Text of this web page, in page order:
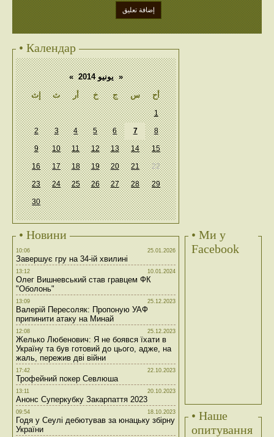
• Календар
« يونيو 2014 »
إث
ث أر خ ج س أح
1
2 3 4 5 6 7 8
9 10 11 12 13 14 15
16 17 18 19 20 21 22
23 24 25 26 27 28 29
30
• Новини
10:06 25.01.2026
Завершує гру на 34-ій хвилині
13:12 10.01.2024
Олег Вишневський став гравцем ФК
"Оболонь"
13:09 25.12.2023
Валерій Пересоляк: Пропоную УАФ
припинити атаку на Минай
12:08 25.12.2023
Желько Любенович: Я не боявся їхати в
Україну та був готовий до цього, адже, на
жаль, пережив дві війни
17:42 22.10.2023
Трофейний покер Севлюша
13:11 20.10.2023
Анонс Суперкубку Закарпаття 2023
09:54 18.10.2023
Годя у Сеулі дебютував за юнацьку збірну
України
• Ми у
Facebook
• Наше
опитування